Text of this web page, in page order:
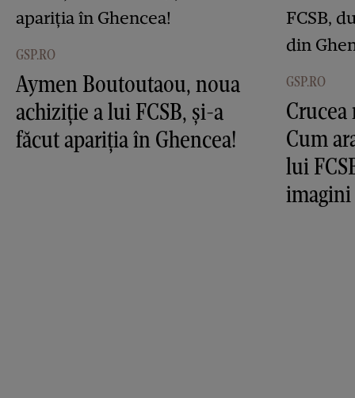
GSP.RO
Aymen Boutoutaou, noua
achiziție a lui FCSB, și-a
făcut apariția în Ghencea!
GSP.RO
Crucea
Cum
lui
imagini